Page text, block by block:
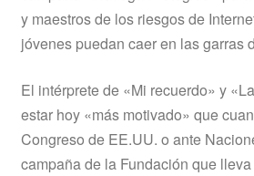
y maestros de los riesgos de
jóvenes puedan caer en las garras
El intérprete de «Mi recuerdo» y
estar hoy «más motivado» que
Congreso de EE.UU. o ante
campaña de la Fundación que